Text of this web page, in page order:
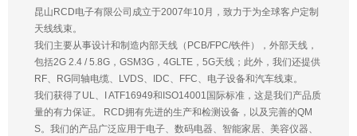
昆山RCD电子有限公司成立于2007年10月，致力于为全球客户定制
天线线束。
我们主要从事设计和制造内部天线（PCB/FPC/铁件），外部天线，
包括2G 2.4 / 5.8G，GSM3G，4GLTE，5G天线；此外，我们还提供
RF、RG同轴电缆、LVDS、IDC、FFC、电子设备和汽车线束。
我们获得了UL、I ATF16949和ISO14001国际标准，这是我们产品质
量的有力保证。 RCD拥有先进的生产和检测设备，以及完善的QM
S。我们的产品广泛应用于电子、数码电器、智能家居、美容仪器、